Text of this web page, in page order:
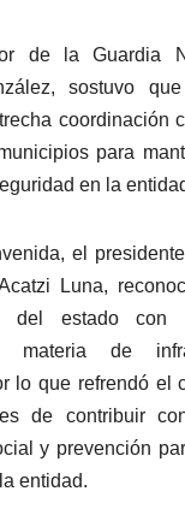
de la Guardia
sostuvo
coordinación
para
en la
el
Luna,
del estado con
materia de
lo que refrendó el
de contribuir
y prevención
entidad.